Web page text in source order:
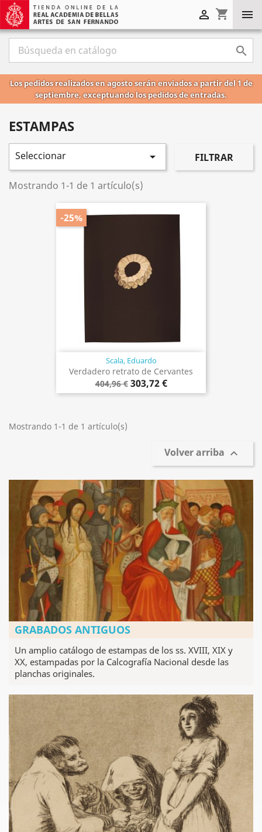

shopping_cart


Los pedidos realizados en agosto serán enviados a partir del 1 de
septiembre, exceptuando los pedidos de entradas.
ESTAMPAS
Seleccionar  FILTRAR
Mostrando 1-1 de 1 artículo(s)
Scala, Eduardo
Verdadero retrato de Cervantes
404,96 € 303,72 €
-25%
Mostrando 1-1 de 1 artículo(s)
Volver arriba 
GRABADOS ANTIGUOS
Un amplio catálogo de estampas de los ss. XVIII, XIX y
XX, estampadas por la Calcografía Nacional desde las
planchas originales.